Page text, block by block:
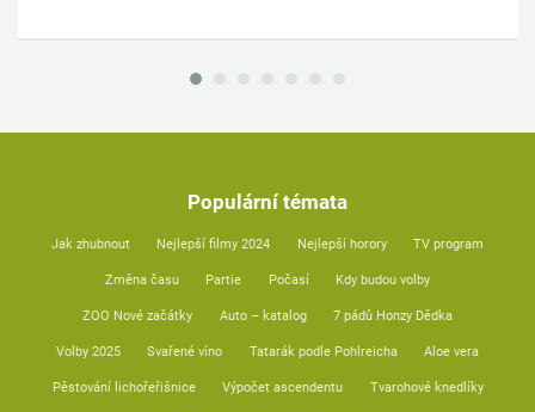
Populární témata
Jak zhubnout Nejlepší filmy 2024 Nejlepší horory TV program
Změna času Partie Počasí Kdy budou volby
ZOO Nové začátky Auto – katalog 7 pádů Honzy Dědka
Volby 2025 Svařené víno Tatarák podle Pohlreicha Aloe vera
Pěstování lichořeřišnice Výpočet ascendentu Tvarohové knedlíky